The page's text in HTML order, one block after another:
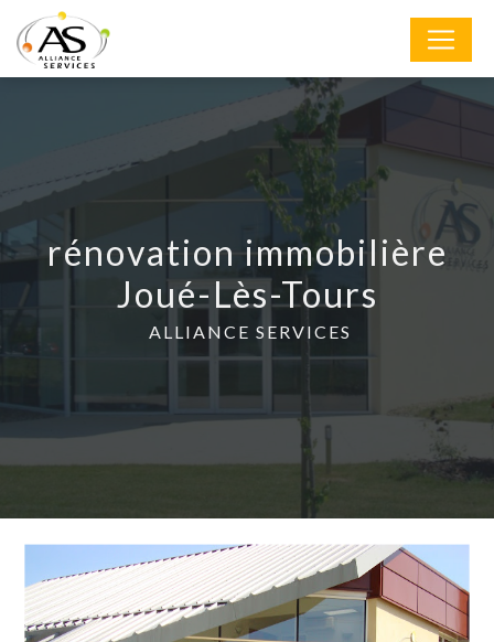
rénovation immobilière
Joué-Lès-Tours
ALLIANCE SERVICES
Panneau de gestion des cookies